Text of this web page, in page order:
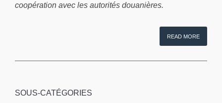
coopération avec les autorités douanières.
READ MORE
SOUS-CATÉGORIES